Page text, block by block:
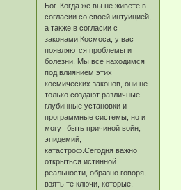
Бог. Когда же вы не живете в
согласии со своей интуицией,
а также в согласии с
законами Космоса, у вас
появляются проблемы и
болезни. Мы все находимся
под влиянием этих
космических законов, они не
только создают различные
глубинные установки и
программные системы, но и
могут быть причиной войн,
эпидемий,
катастроф.Сегодня важно
открыться истинной
реальности, образно говоря,
взять те ключи, которые,